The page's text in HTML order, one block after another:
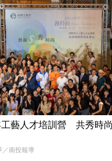
工藝人才培訓營 共秀時
／南投報導